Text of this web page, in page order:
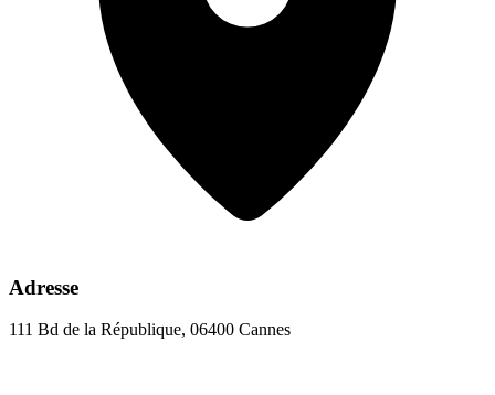
Adresse
111 Bd de la République, 06400 Cannes